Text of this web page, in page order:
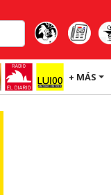
+ MÁS